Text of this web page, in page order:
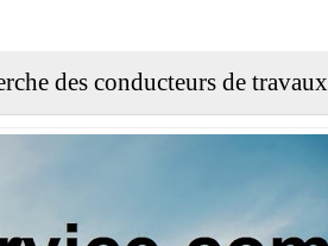
des conducteurs de travaux